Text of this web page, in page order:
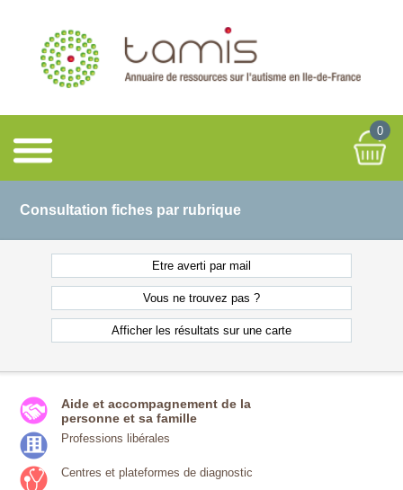
0
Consultation fiches par rubrique
Etre averti par mail
Vous ne trouvez pas ?
Afficher les résultats sur une carte
Aide et accompagnement de la
personne et sa famille
Professions libérales
Centres et plateformes de diagnostic